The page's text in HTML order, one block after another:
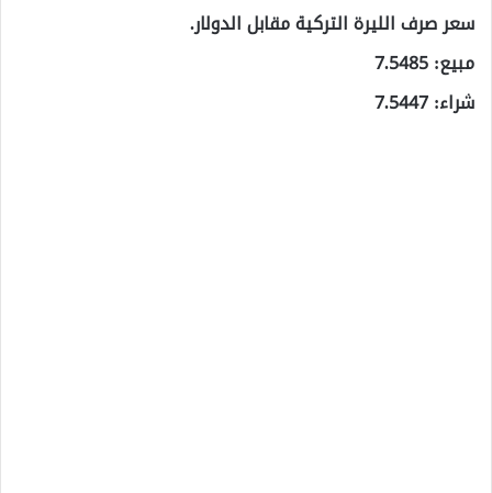
سعر صرف الليرة التركية مقابل الدولار.
مبيع: 7.5485
شراء: 7.5447